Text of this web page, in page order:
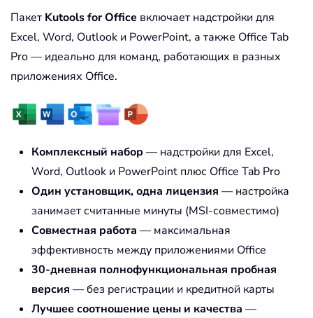
Пакет Kutools for Office включает надстройки для
Excel, Word, Outlook и PowerPoint, а также Office Tab
Pro — идеально для команд, работающих в разных
приложениях Office.
Комплексный набор — надстройки для Excel,
Word, Outlook и PowerPoint плюс Office Tab Pro
Один установщик, одна лицензия — настройка
занимает считанные минуты (MSI-совместимо)
Совместная работа — максимальная
эффективность между приложениями Office
30-дневная полнофункциональная пробная
версия — без регистрации и кредитной карты
Лучшее соотношение цены и качества —